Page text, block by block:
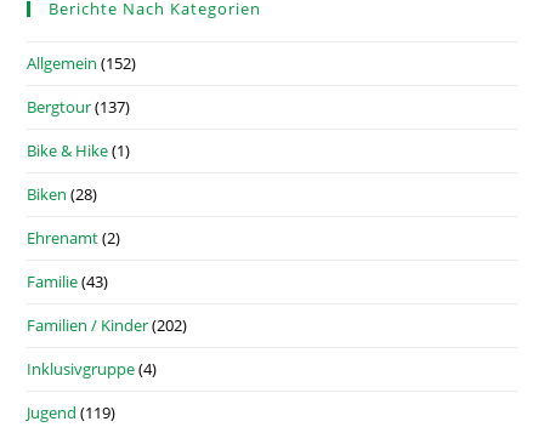
Berichte Nach Kategorien
Allgemein (152)
Bergtour(137)
Bike & Hike(1)
Biken (28)
Ehrenamt(2)
Familie(43)
Familien / Kinder(202)
Inklusivgruppe(4)
Jugend (119)